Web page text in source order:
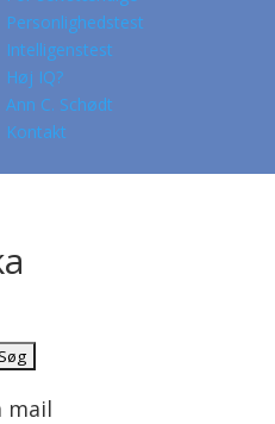
Personlighedstest
Intelligenstest
Høj IQ?
Ann C. Schødt
Kontakt
mail